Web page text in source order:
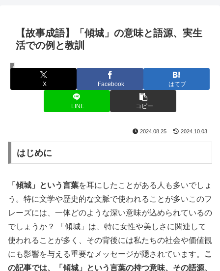
【故事成語】「傾城」の意味と語源、実生
活での例と教訓
故事成語
X Facebook はてブ
LINE コピー
2024.08.25 2024.10.03
はじめに
「傾城」という言葉を耳にしたことがある人も多いでしょ
う。特に文学や歴史的な文脈で使われることが多いこのフ
レーズには、一体どのような深い意味が込められているの
でしょうか？ 「傾城」は、特に女性や美しさに関連して
使われることが多く、その背後には私たちの社会や価値観
にも影響を与える重要なメッセージが隠されています。
こ
の記事では、「傾城」という言葉の持つ意味、その語源、